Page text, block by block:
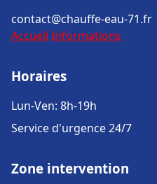
contact@chauffe-eau-71.fr
Accueil Informations
Horaires
Lun-Ven: 8h-19h
Service d'urgence 24/7
Zone intervention